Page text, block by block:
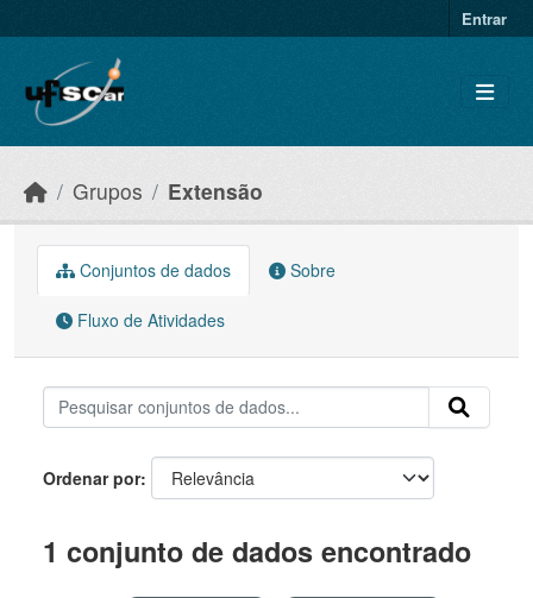
Entrar
Grupos Extensão
Conjuntos de dados Sobre
Fluxo de Atividades
Ordenar por
1 conjunto de dados encontrado